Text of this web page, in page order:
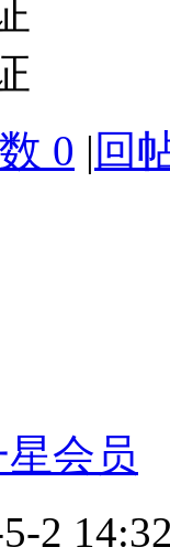
0 | 回
会员
2